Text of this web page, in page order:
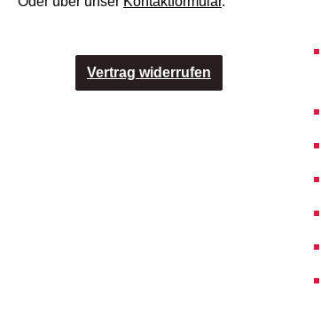
Vertrag widerrufen